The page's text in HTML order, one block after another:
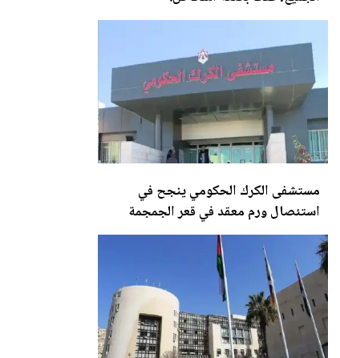
مستشفى الكرك الحكومي ينجح في
استئصال ورم معقد في قعر الجمجمة